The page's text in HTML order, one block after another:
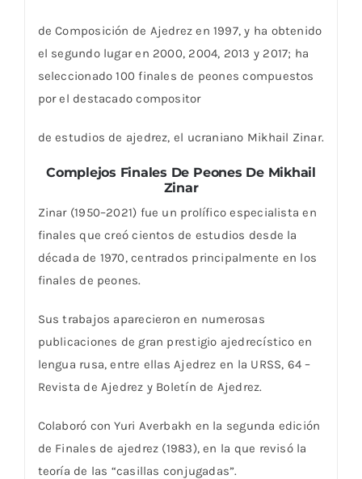
de Composición de Ajedrez en 1997, y ha obtenido
el segundo lugar en 2000, 2004, 2013 y 2017; ha
seleccionado 100 finales de peones compuestos
por el destacado compositor
de estudios de ajedrez, el ucraniano Mikhail Zinar.
Complejos Finales De Peones De Mikhail
Zinar
Zinar (1950–2021) fue un prolífico especialista en
finales que creó cientos de estudios desde la
década de 1970, centrados principalmente en los
finales de peones.
Sus trabajos aparecieron en numerosas
publicaciones de gran prestigio ajedrecístico en
lengua rusa, entre ellas Ajedrez en la URSS, 64 –
Revista de Ajedrez y Boletín de Ajedrez.
Colaboró ​​con Yuri Averbakh en la segunda edición
de Finales de ajedrez (1983), en la que revisó la
teoría de las “casillas conjugadas”.